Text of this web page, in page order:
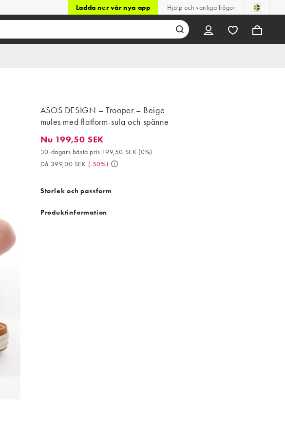
Ladda ner vår nya app Hjälp och vanliga frågor
ASOS DESIGN – Trooper – Beige
mules med flatform-sula och spänne
Nu 199,50 SEK. 30-dagars bästa pris 199,50 SEK (0%). Då 399,00 SEK.
Nu 199,50 SEK
30-dagars bästa pris 199,50 SEK (0%)
Då 399,00 SEK (-50%)
Storlek och passform
Produktinformation